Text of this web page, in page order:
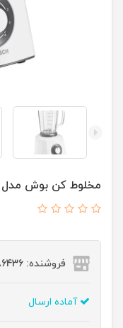
مخلوط کن بوش مدل MMB33G5BGB
فروشنده: 56886436
آماده ارسال